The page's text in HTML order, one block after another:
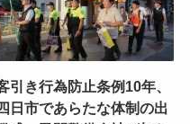
引き行為防止条例10年、
日市であらたな体制の出